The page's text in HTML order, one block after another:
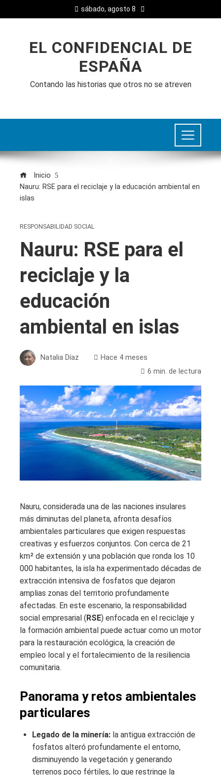
sábado, agosto 8
EL CONFIDENCIAL DE
ESPAÑA
Contando las historias que otros no se atreven
Inicio
Nauru: RSE para el reciclaje y la educación ambiental en
islas
RESPONSABILIDAD SOCIAL
Nauru: RSE para el
reciclaje y la
educación
ambiental en islas
Natalia Díaz
Hace 4 meses
6 min. de lectura
Nauru, considerada una de las naciones insulares
más diminutas del planeta, afronta desafíos
ambientales particulares que exigen respuestas
creativas y esfuerzos conjuntos. Con cerca de 21
km² de extensión y una población que ronda los 10
000 habitantes, la isla ha experimentado décadas de
extracción intensiva de fosfatos que dejaron
amplias zonas del territorio profundamente
afectadas. En este escenario, la responsabilidad
social empresarial ( RSE) enfocada en el reciclaje y
la formación ambiental puede actuar como un motor
para la restauración ecológica, la creación de
empleo local y el fortalecimiento de la resiliencia
comunitaria.
Panorama y retos ambientales
particulares
Legado de la minería: la antigua extracción de
fosfatos alteró profundamente el entorno,
disminuyendo la vegetación y generando
terrenos poco fértiles, lo que restringe la